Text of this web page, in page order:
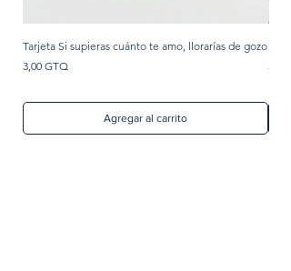
Tarjeta Si supieras cuánto te amo, llorarías de gozo
Precio
3,00 GTQ
Agregar al carrito
Precio